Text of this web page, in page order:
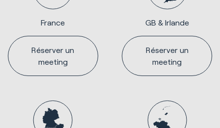
GB & Irlande
Réserver un
meeting
France
Réserver un
meeting